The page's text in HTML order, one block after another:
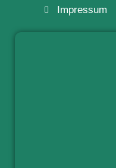
Impressum